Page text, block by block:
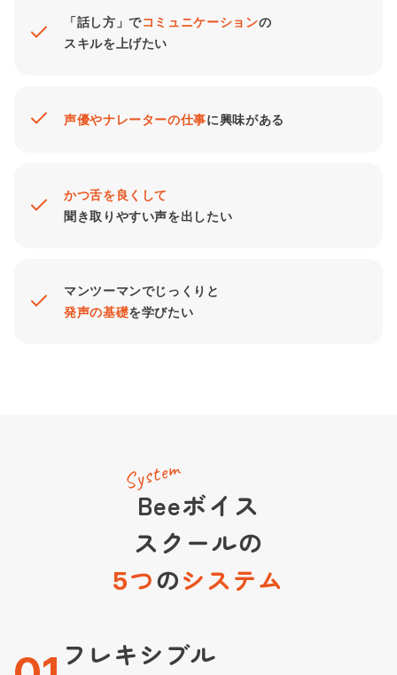
「話し方」でコミュニケーションの
スキルを上げたい
声優やナレーターの仕事に興味がある
かつ舌を良くして
聞き取りやすい声を出したい
マンツーマンでじっくりと
発声の基礎を学びたい
Beeボイス
スクールの
5つのシステム
System
フレキシブル